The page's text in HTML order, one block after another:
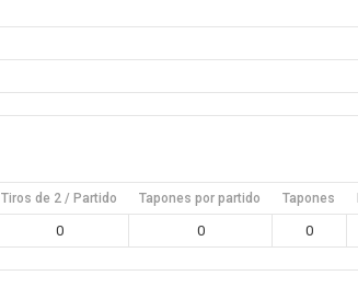
Tiros de 2 / Partido Tapones por partido Tapones
0 0 0